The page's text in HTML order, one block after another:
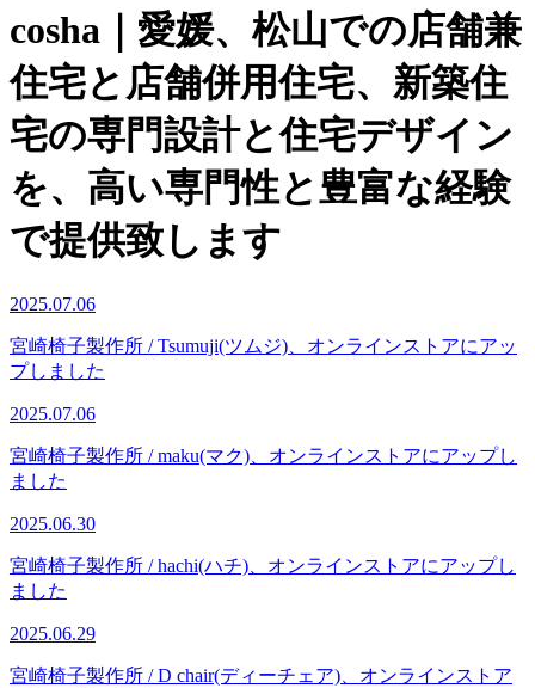
cosha｜愛媛、松山での店舗兼
住宅と店舗併用住宅、新築住
宅の専門設計と住宅デザイン
を、高い専門性と豊富な経験
で提供致します
2025.07.06
宮崎椅子製作所 / Tsumuji(ツムジ)、オンラインストアにアッ
プしました
2025.07.06
宮崎椅子製作所 / maku(マク)、オンラインストアにアップし
ました
2025.06.30
宮崎椅子製作所 / hachi(ハチ)、オンラインストアにアップし
ました
2025.06.29
宮崎椅子製作所 / D chair(ディーチェア)、オンラインストア